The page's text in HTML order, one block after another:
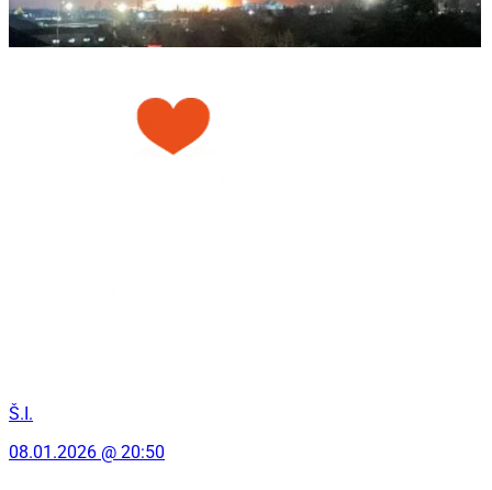
Š.I.
08.01.2026 @ 20:50